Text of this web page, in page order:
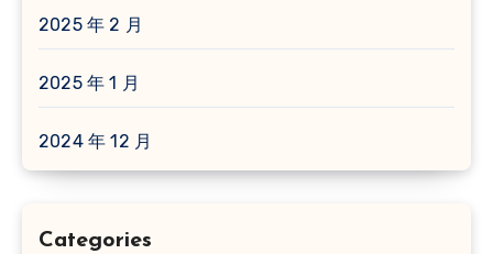
2025 年 2 月
2025 年 1 月
2024 年 12 月
Categories